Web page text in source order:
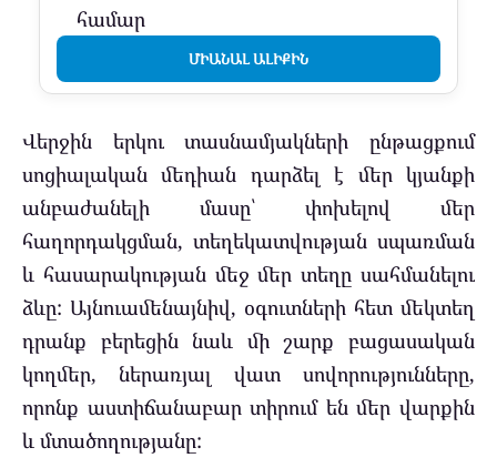
համար
ՄԻԱՆԱԼ ԱԼԻՔԻՆ
Վերջին երկու տասնամյակների ընթացքում
սոցիալական մեդիան դարձել է մեր կյանքի
անբաժանելի մասը՝ փոխելով մեր
հաղորդակցման, տեղեկատվության սպառման
և հասարակության մեջ մեր տեղը սահմանելու
ձևը: Այնուամենայնիվ, օգուտների հետ մեկտեղ
դրանք բերեցին նաև մի շարք բացասական
կողմեր, ներառյալ վատ սովորությունները,
որոնք աստիճանաբար տիրում են մեր վարքին
և մտածողությանը: